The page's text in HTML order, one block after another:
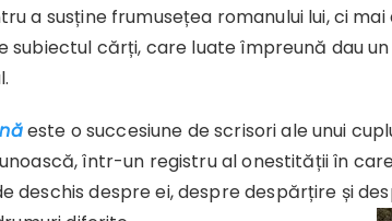
a susține frumusețea romanului lui, ci
subiectul cărți, care luate împreună dau
ăeste o succesiune de scrisori ale unui
într-un registru al onestității în
deschis despre ei, despre despărțire și